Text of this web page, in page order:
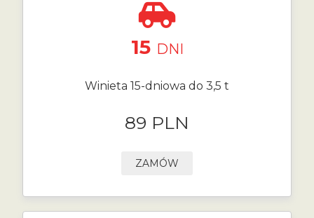
15 DNI
Winieta 15-dniowa do 3,5 t
89 PLN
ZAMÓW